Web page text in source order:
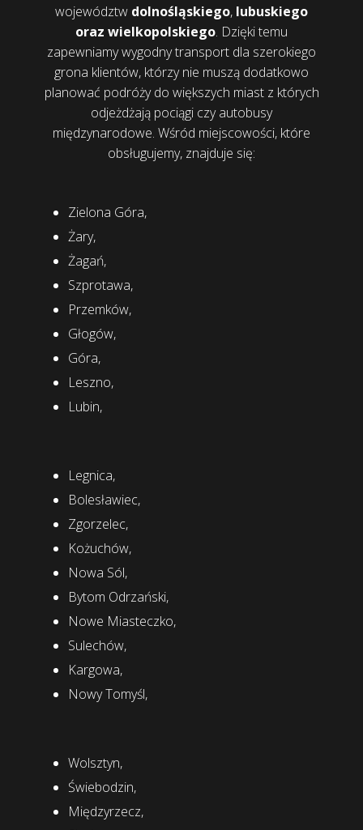
województw dolnośląskiego, lubuskiego
oraz wielkopolskiego. Dzięki temu
zapewniamy wygodny transport dla szerokiego
grona klientów, którzy nie muszą dodatkowo
planować podróży do większych miast z których
odjeżdżają pociągi czy autobusy
międzynarodowe. Wśród miejscowości, które
obsługujemy, znajduje się:
Zielona Góra,
Żary,
Żagań,
Szprotawa,
Przemków,
Głogów,
Góra,
Leszno,
Lubin,
Legnica,
Bolesławiec,
Zgorzelec,
Kożuchów,
Nowa Sól,
Bytom Odrzański,
Nowe Miasteczko,
Sulechów,
Kargowa,
Nowy Tomyśl,
Wolsztyn,
Świebodzin,
Międzyrzecz,